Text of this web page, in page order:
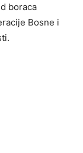
boraca
Bosne i